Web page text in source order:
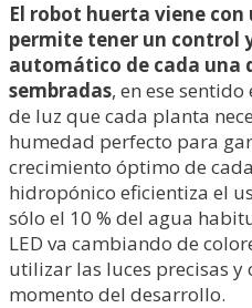
El robot huerta viene
permite tener un control
automático de cada una
sembradas, en ese
de luz que cada planta
humedad perfecto para
crecimiento óptimo de
hidropónico eficientiza el
sólo el 10 % del agua
LED va cambiando de
utilizar las luces precisas
momento del desarrollo.